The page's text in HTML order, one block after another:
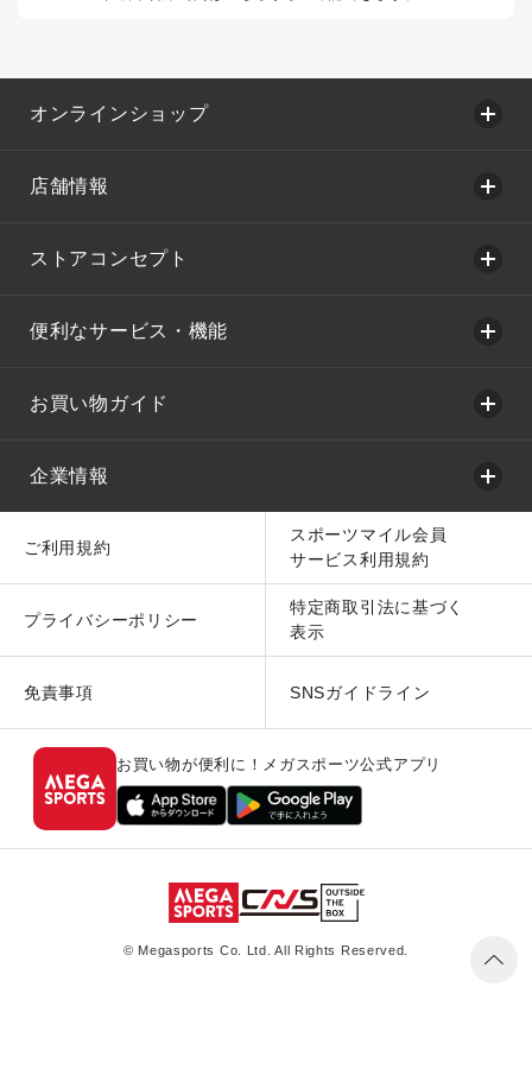
オンラインショップ
店舗情報
ストアコンセプト
便利なサービス・機能
お買い物ガイド
企業情報
ご利用規約
スポーツマイル会員
サービス利用規約
プライバシーポリシー
特定商取引法に基づく
表示
免責事項 SNSガイドライン
お買い物が便利に！メガスポーツ公式アプリ
© Megasports Co. Ltd. All Rights Reserved.